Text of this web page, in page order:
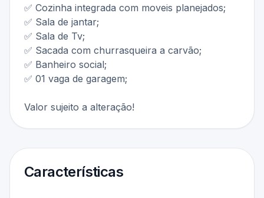
✅ Cozinha integrada com moveis planejados;
✅ Sala de jantar;
✅ Sala de Tv;
✅ Sacada com churrasqueira a carvão;
✅ Banheiro social;
✅ 01 vaga de garagem;
Valor sujeito a alteração!
Características